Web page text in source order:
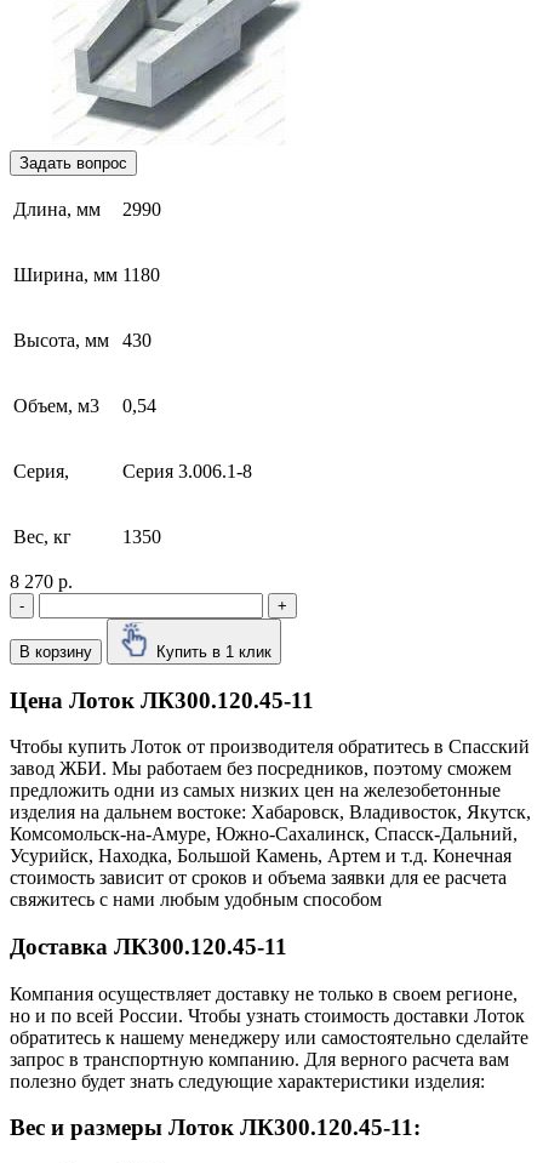
Задать вопрос
Длина, мм 2990
Ширина, мм 1180
Высота, мм 430
Объем, м3 0,54
Серия, Серия 3.006.1-8
Вес, кг 1350
8 270 р.
- +
В корзину Купить в 1 клик
Цена Лоток ЛК300.120.45-11
Чтобы купить Лоток от производителя обратитесь в Cпасский
завод ЖБИ. Мы работаем без посредников, поэтому сможем
предложить одни из самых низких цен на железобетонные
изделия на дальнем востоке: Хабаровск, Владивосток, Якутск,
Комсомольск-на-Амуре, Южно-Сахалинск, Спасск-Дальний,
Усурийск, Находка, Большой Камень, Артем и т.д. Конечная
стоимость зависит от сроков и объема заявки для ее расчета
свяжитесь с нами любым удобным способом
Доставка ЛК300.120.45-11
Компания осуществляет доставку не только в своем регионе,
но и по всей России. Чтобы узнать стоимость доставки Лоток
обратитесь к нашему менеджеру или самостоятельно сделайте
запрос в транспортную компанию. Для верного расчета вам
полезно будет знать следующие характеристики изделия:
Вес и размеры Лоток ЛК300.120.45-11: